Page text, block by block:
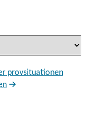
provsituationen